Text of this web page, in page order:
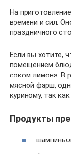
На
времени и сил.
праздничного
Если вы хотите,
помещением
соком лимона. В
мясной фарш,
куриному, так
Продукты